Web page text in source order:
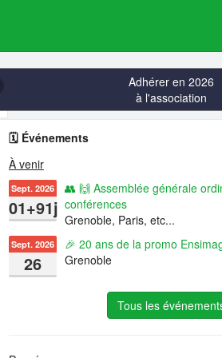
Adhérer en 2026
à l'association
🗓️ Événements
À venir
Sept. 2026
01+91j
👥 🙌 Assemblée générale
conférences
Grenoble, Paris, etc...
Sept. 2026
26
🎉 20 ans de la promo
Grenoble
Tous les